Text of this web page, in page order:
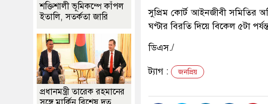
সুপ্রিম কোর্ট আইনজীবী
ঘণ্টার বিরতি দিয়ে বিকেল ৫টা
ডিএস./
ট্যাগ : জনপ্রিয়
শক্তিশালী ভূমিকম্পে কাঁপল
ইতালি, সতর্কতা জারি
প্রধানমন্ত্রী তারেক রহমানের